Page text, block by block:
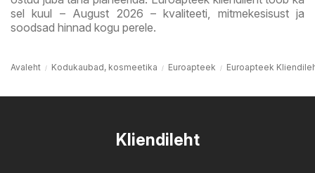
sel kuul – August 2026 – kvaliteeti, mitmekesisust ja
soodsad hinnad kogu perele.
Avaleht Kodukaubad, kosmeetika Euroapteek Euroapteek
Kliendileht